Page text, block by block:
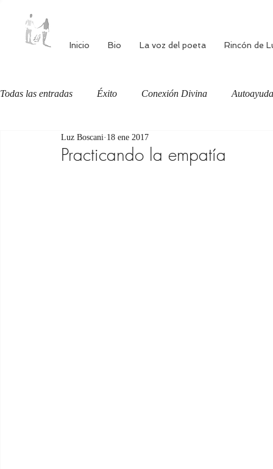
Inicio Bio La voz del poeta Rincón de
Todas las entradas Éxito Conexión Divina Autoayuda
Autoestima Alimentación consciente
Practicando la empatía
Luz Boscani 18 ene 2017